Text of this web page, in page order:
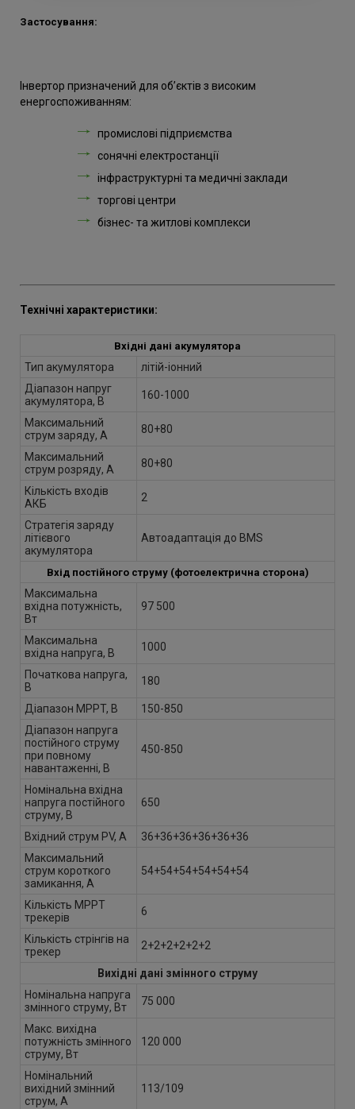
Застосування:
Інвертор призначений для об’єктів з високим
енергоспоживанням:
промислові підприємства
сонячні електростанції
інфраструктурні та медичні заклади
торгові центри
бізнес- та житлові комплекси
Технічні характеристики:
Вхідні дані акумулятора
Тип акумулятора
літій-іонний
Діапазон напруг
акумулятора, В
160-1000
Максимальний
струм заряду, А
80+80
Максимальний
струм розряду, А
80+80
Кількість входів
АКБ
2
Стратегія заряду
літієвого
акумулятора
Автоадаптація до BMS
Вхід постійного струму (фотоелектрична сторона)
Максимальна
вхідна потужність,
Вт
97 500
Максимальна
вхідна напруга, В
1000
Початкова напруга,
В
180
Діапазон MPPT, В
150-850
Діапазон напруга
постійного струму
при повному
навантаженні, В
450-850
Номінальна вхідна
напруга постійного
струму, В
650
Вхідний струм PV, А
36+36+36+36+36+36
Максимальний
струм короткого
замикання, А
54+54+54+54+54+54
Кількість MPPT
трекерів
6
Кількість стрінгів на
трекер
2+2+2+2+2+2
Вихідні дані змінного струму
Номінальна напруга
змінного струму, Вт
75 000
Макс. вихідна
потужність змінного
струму, Вт
120 000
Номінальний
вихідний змінний
струм, А
113/109